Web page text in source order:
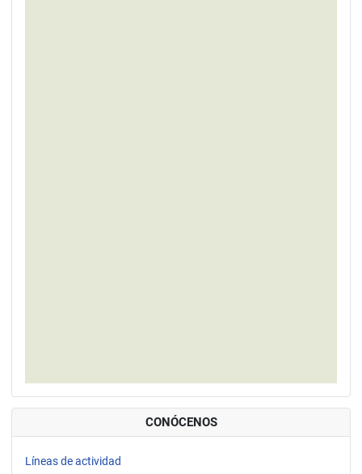
CONÓCENOS
Líneas de actividad